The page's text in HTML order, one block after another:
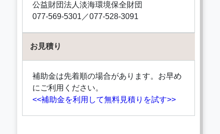
公益財団法人淡海環境保全財団
077-569-5301／077-528-3091
お見積り
補助金は先着順の場合があります。お早め
にご利用ください。
<<補助金を利用して無料見積りを試す>>